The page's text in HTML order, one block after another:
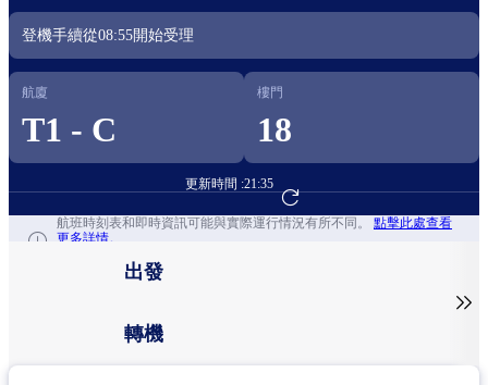
登機手續從08:55開始受理
航廈
T1 - C
樓門
18
更新時間 :21:35
前往航班預訂
航班時刻表和即時資訊可能與實際運行情況有所不同。 點擊此處查看
更多詳情。
出發
轉機
